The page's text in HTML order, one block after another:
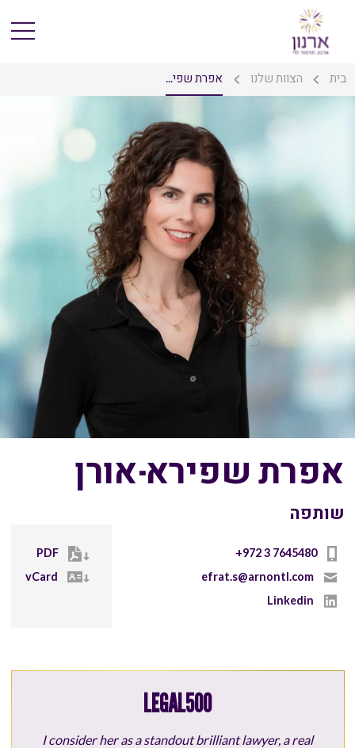
בית הצוות שלנו אפרת שפי...
אפרת שפירא-אורן
שותפה
+972 3 7645480
efrat.s@arnontl.com
Linkedin
PDF
vCard
LEGAL500
I consider her as a standout brilliant lawyer, a real